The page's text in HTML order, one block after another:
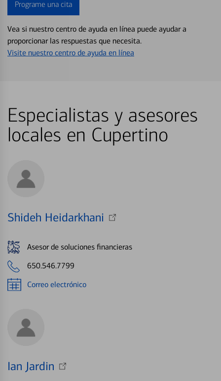
Programe una cita
Vea si nuestro centro de ayuda en línea puede ayudar a
proporcionar las respuestas que necesita.
Visite nuestro centro de ayuda en línea
Especialistas y asesores
locales en Cupertino
Shideh Heidarkhani
Asesor de soluciones financieras
650.546.7799
Correo electrónico
Ian Jardin